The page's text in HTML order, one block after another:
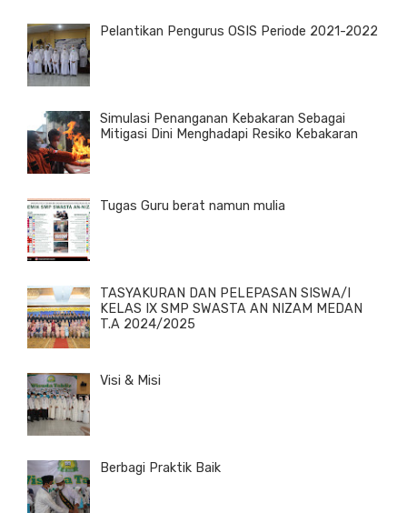
Pelantikan Pengurus OSIS Periode 2021-2022
Simulasi Penanganan Kebakaran Sebagai
Mitigasi Dini Menghadapi Resiko Kebakaran
Tugas Guru berat namun mulia
TASYAKURAN DAN PELEPASAN SISWA/I
KELAS IX SMP SWASTA AN NIZAM MEDAN
T.A 2024/2025
Visi & Misi
Berbagi Praktik Baik